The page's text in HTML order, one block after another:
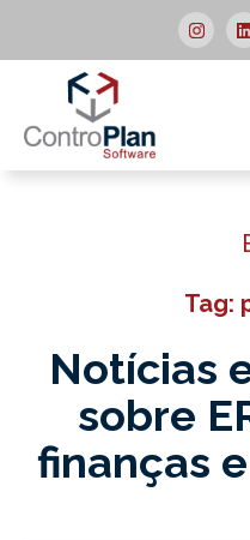
Tag:
Notícias
sobre
finanças